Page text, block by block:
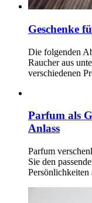
Geschenke
Die folgenden
Raucher aus
verschiedenen
Parfum als
Anlass
Parfum
Sie den
Persönlichkeiten